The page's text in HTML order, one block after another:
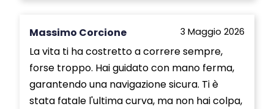
Massimo Corcione 3 Maggio 2026
La vita ti ha costretto a correre sempre,
forse troppo. Hai guidato con mano ferma,
garantendo una navigazione sicura. Ti è
stata fatale l'ultima curva, ma non hai colpa,